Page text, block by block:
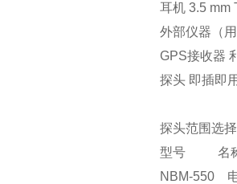
耳机 3.5 mm
外部仪器（
GPS接收器
探头 即插即
探头范围选
型号 名
NBM-550